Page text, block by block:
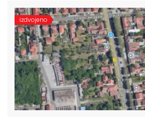
izdvojeno